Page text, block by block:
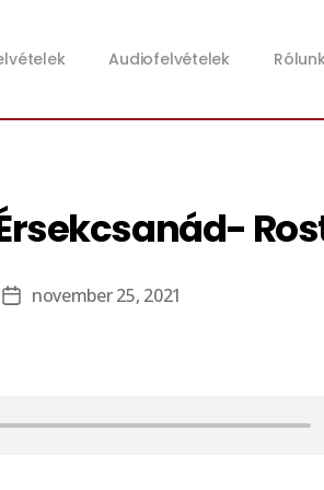
Audiofelvételek
november 25, 2021